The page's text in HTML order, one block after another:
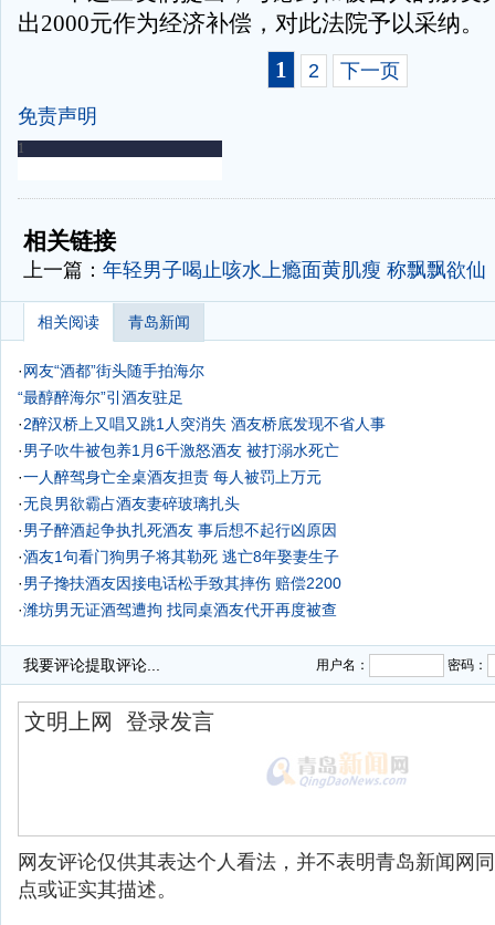
出2000元作为经济补偿，对此法院予以采纳。
1
2 下一页
免责声明
-
相关链接
上一篇： 年轻男子喝止咳水上瘾面黄肌瘦 称飘飘欲仙
相关阅读 青岛新闻
·网友“酒都”街头随手拍海尔
“最醇醉海尔”引酒友驻足
·2醉汉桥上又唱又跳1人突消失 酒友桥底发现不省人事
·男子吹牛被包养1月6千激怒酒友 被打溺水死亡
·一人醉驾身亡全桌酒友担责 每人被罚上万元
·无良男欲霸占酒友妻碎玻璃扎头
·男子醉酒起争执扎死酒友 事后想不起行凶原因
·酒友1句看门狗男子将其勒死 逃亡8年娶妻生子
·男子搀扶酒友因接电话松手致其摔伤 赔偿2200
·潍坊男无证酒驾遭拘 找同桌酒友代开再度被查
我要评论提取评论... 用户名： 密码：
网友评论仅供其表达个人看法，并不表明青岛新闻网
点或证实其描述。